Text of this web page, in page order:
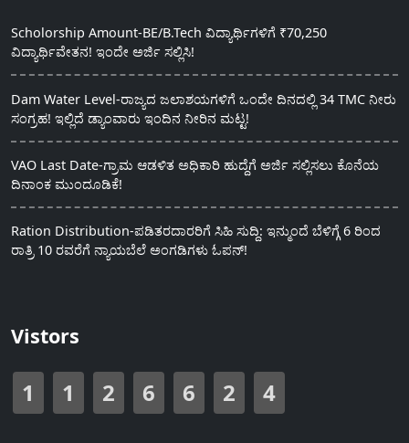
Scholorship Amount-BE/B.Tech ವಿದ್ಯಾರ್ಥಿಗಳಿಗೆ ₹70,250
ವಿದ್ಯಾರ್ಥಿವೇತನ! ಇಂದೇ ಅರ್ಜಿ ಸಲ್ಲಿಸಿ!
Dam Water Level-ರಾಜ್ಯದ ಜಲಾಶಯಗಳಿಗೆ ಒಂದೇ ದಿನದಲ್ಲಿ 34 TMC ನೀರು
ಸಂಗ್ರಹ! ಇಲ್ಲಿದೆ ಡ್ಯಾಂವಾರು ಇಂದಿನ ನೀರಿನ ಮಟ್ಟ!
VAO Last Date-ಗ್ರಾಮ ಆಡಳಿತ ಅಧಿಕಾರಿ ಹುದ್ದೆಗೆ ಅರ್ಜಿ ಸಲ್ಲಿಸಲು ಕೊನೆಯ
ದಿನಾಂಕ ಮುಂದೂಡಿಕೆ!
Ration Distribution-ಪಡಿತರದಾರರಿಗೆ ಸಿಹಿ ಸುದ್ದಿ: ಇನ್ಮುಂದೆ ಬೆಳಿಗ್ಗೆ 6 ರಿಂದ
ರಾತ್ರಿ 10 ರವರೆಗೆ ನ್ಯಾಯಬೆಲೆ ಅಂಗಡಿಗಳು ಓಪನ್!
Vistors
1 1 2 6 6 2 4